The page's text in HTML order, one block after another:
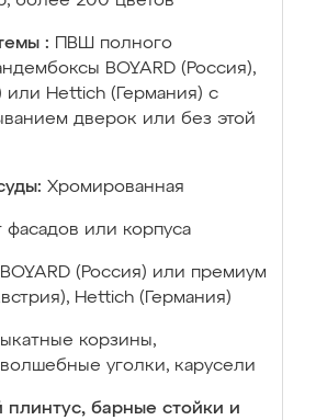
:
ПВШ полного
BOYARD (Россия),
или Hettich (Германия) с
дверок или без этой
Хромированная
фасадов или корпуса
BOYARD (Россия) или премиум
Hettich (Германия)
корзины,
уголки, карусели
плинтус, барные стойки и